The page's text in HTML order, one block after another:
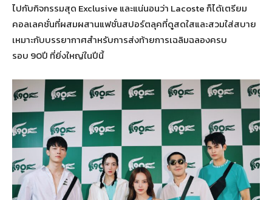
ไปกับกิจกรรมสุด Exclusive และแน่นอนว่า Lacoste ก็ได้เตรียม
คอลเลคชั่นที่ผสมผสานแฟชั่นสปอร์ตลุคที่ดูสดใสและสวมใส่สบาย
เหมาะกับบรรยากาศสำหรับการส่งท้ายการเฉลิมฉลองครบ
รอบ 90ปี ที่ยิ่งใหญ่ในปีนี้